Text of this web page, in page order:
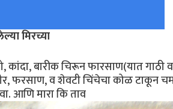
मिरच्या
कांदा, बारीक चिरून फारसाण(यात
फरसाण, व शेवटी चिंचेचा कोळ टाकून
आणि मारा कि ताव